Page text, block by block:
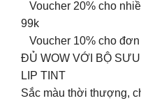
Voucher 20% cho
99k
Voucher 10% cho
ĐỦ WOW VỚI BỘ
LIP TINT
Sắc màu thời thượng,